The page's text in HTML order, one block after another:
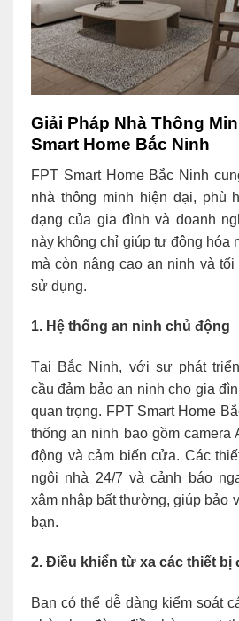
Giải Pháp Nhà Thông
Smart Home Bắc Ninh
FPT Smart Home Bắc Ninh
nhà thông minh hiện đại, phù
dạng của gia đình và doanh
này không chỉ giúp tự động hóa
mà còn nâng cao an ninh và
sử dụng.
1. Hệ thống an ninh chủ động
Tại Bắc Ninh, với sự phát
cầu đảm bảo an ninh cho gia
quan trọng. FPT Smart Home
thống an ninh bao gồm camera
động và cảm biến cửa. Các
ngôi nhà 24/7 và cảnh báo
xâm nhập bất thường, giúp bảo
bạn.
2. Điều khiển từ xa các thiết bị
Bạn có thể dễ dàng kiểm soát